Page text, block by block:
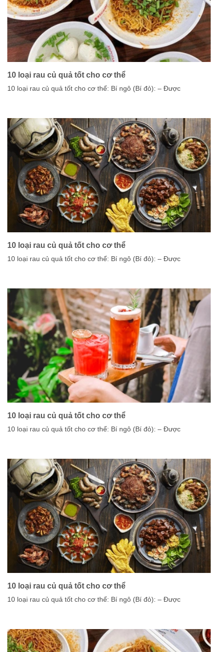
10 loại rau củ quả tốt cho cơ thể
10 loại rau củ quả tốt cho cơ thể: Bí ngô (Bí đỏ): – Được
10 loại rau củ quả tốt cho cơ thể
10 loại rau củ quả tốt cho cơ thể: Bí ngô (Bí đỏ): – Được
10 loại rau củ quả tốt cho cơ thể
10 loại rau củ quả tốt cho cơ thể: Bí ngô (Bí đỏ): – Được
10 loại rau củ quả tốt cho cơ thể
10 loại rau củ quả tốt cho cơ thể: Bí ngô (Bí đỏ): – Được